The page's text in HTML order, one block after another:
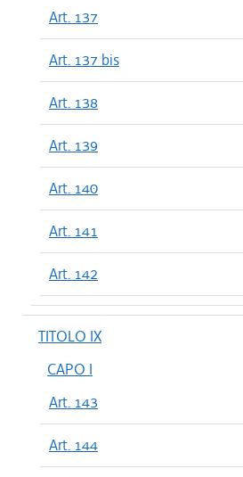
Art. 137
Art. 137 bis
Art. 138
Art. 139
Art. 140
Art. 141
Art. 142
TITOLO IX
CAPO I
Art. 143
Art. 144